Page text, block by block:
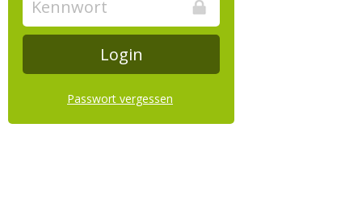
Passwort vergessen